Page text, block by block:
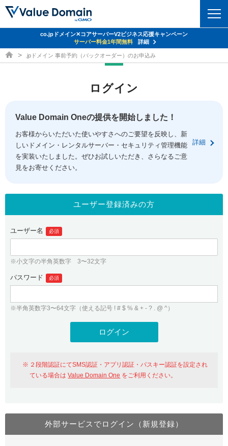
ドメイントップ
ドメイン移管
ドメイン価格一覧
ドメイン一括検索
.jpドメインオークション
gTLDオークション NEW!
.jpドメインバックオーダー
プレミアムドメイン
人気ドメインの種類
WHOIS検索
コアサーバー
バリューサーバー
XREA
セキュリティトップ
Value Domain ネットde診断
SSL証明書
サービストップ
お得意様割引
紹介制度
バリュードメインAPI
ドメイン・ホスティングOEM
facebook
ログイン
従来のバリュードメインをご利用希望の方
Value Domainにログイン
おすすめ One レンタルサーバーを含む最新の機能を使う方
Value Domain Oneにログイン
ユーザー登録
co.jpドメイン✕コアサーバーV2ビジネス応援キャンペーン
サーバー料金1年間無料
詳細
ドメイン取得ならバリュードメイン
.jpドメイン 事前予約（バックオーダー）のお申込み
ログイン
Value Domain Oneの提供を開始しました！
お客様からいただいた使いやすさへのご要望を反映し、新
しいドメイン・レンタルサーバー・セキュリティ管理機能
を実装いたしました。ぜひお試しいただき、さらなるご意
見をお寄せください。
詳細
ユーザー登録済みの方
ユーザー名 必須
※小文字の半角英数字 3〜32文字
パスワード 必須
※半角英数字3〜64文字（使える記号 ! # $ % & + - ? . @ ^）
２段階認証にてSMS認証・アプリ認証・パスキー認証を設定され
ている場合はValue Domain One をご利用ください。
外部サービスでログイン（新規登録）